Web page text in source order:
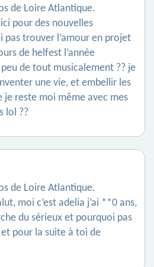
de Loire Atlantique.
pour des nouvelles
trouver l’amour en projet
de helfest l’année
de tout musicalement ?? je
une vie, et embellir les
je reste moi même avec mes
lol ??
de Loire Atlantique.
moi c’est adelia j’ai **0 ans,
du sérieux et pourquoi pas
pour la suite à toi de